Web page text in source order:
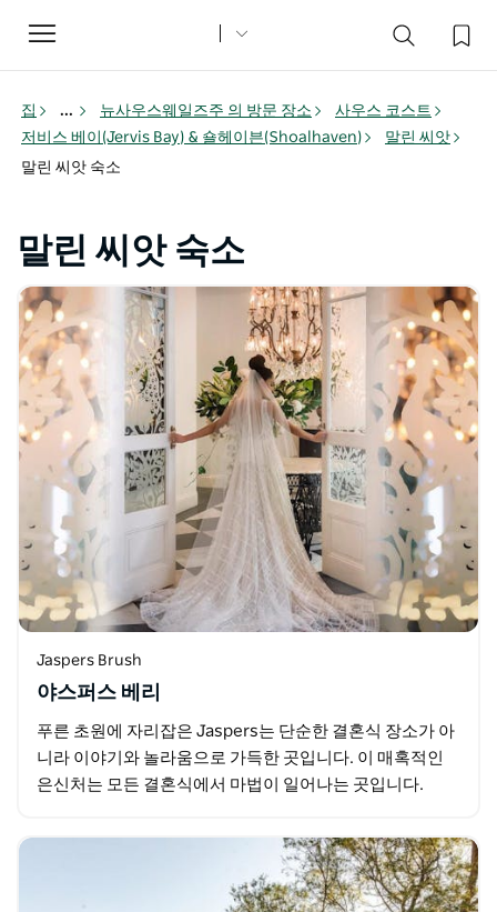
Toggle
navigation
집 ... 뉴사우스웨일즈주 의 방문 장소
사우스 코스트
저비스 베이(Jervis Bay) & 숄헤이븐(Shoalhaven)
말린 씨앗
말린 씨앗 숙소
말린 씨앗 숙소
Jaspers Brush
야스퍼스 베리
푸른 초원에 자리잡은 Jaspers는 단순한 결혼식 장소가 아
니라 이야기와 놀라움으로 가득한 곳입니다. 이 매혹적인
은신처는 모든 결혼식에서 마법이 일어나는 곳입니다.